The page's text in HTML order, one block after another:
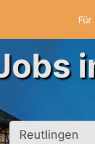
Ort, Stadt